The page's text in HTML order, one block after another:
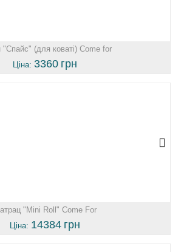
"Спайс" (для коваті) Come for
Ціна: 3360 грн
"Mini Roll" Come For
Ціна: 14384 грн